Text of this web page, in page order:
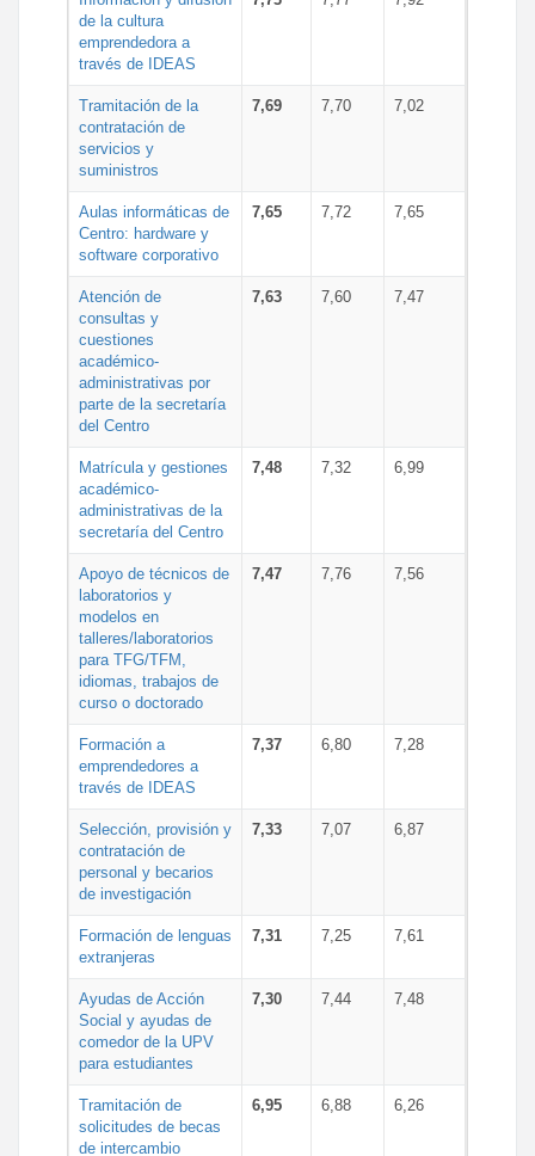
de la cultura
emprendedora a
través de IDEAS
Tramitación de la
contratación de
servicios y
suministros
7,69 7,70 7,02
Aulas informáticas de
Centro: hardware y
software corporativo
7,65 7,72 7,65
Atención de
consultas y
cuestiones
académico-
administrativas por
parte de la secretaría
del Centro
7,63 7,60 7,47
Matrícula y gestiones
académico-
administrativas de la
secretaría del Centro
7,48 7,32 6,99
Apoyo de técnicos de
laboratorios y
modelos en
talleres/laboratorios
para TFG/TFM,
idiomas, trabajos de
curso o doctorado
7,47 7,76 7,56
Formación a
emprendedores a
través de IDEAS
7,37 6,80 7,28
Selección, provisión y
contratación de
personal y becarios
de investigación
7,33 7,07 6,87
Formación de lenguas
extranjeras
7,31 7,25 7,61
Ayudas de Acción
Social y ayudas de
comedor de la UPV
para estudiantes
7,30 7,44 7,48
Tramitación de
solicitudes de becas
de intercambio
6,95 6,88 6,26